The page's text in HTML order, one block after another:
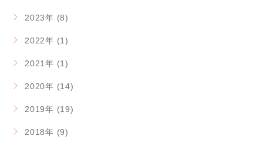
2023年 (8)
2022年 (1)
2021年 (1)
2020年 (14)
2019年 (19)
2018年 (9)